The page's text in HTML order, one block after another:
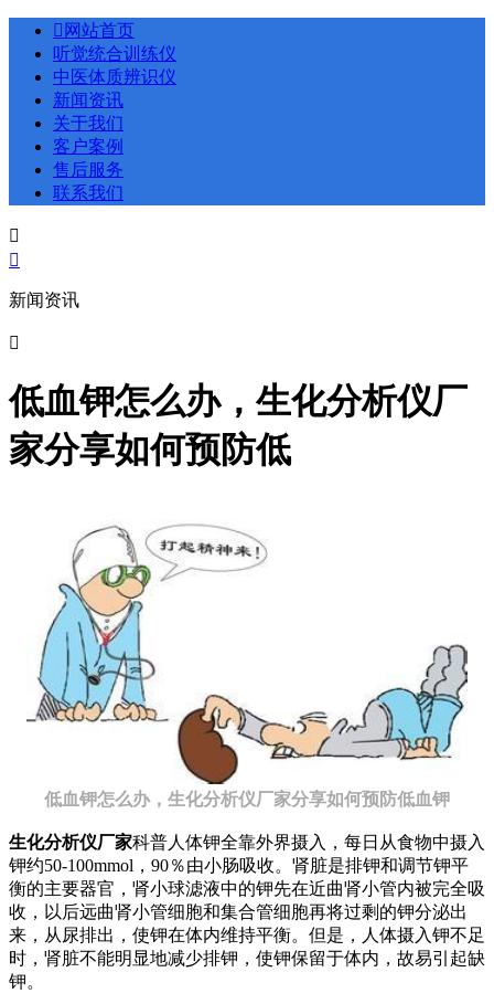
 网站首页
听觉统合训练仪
中医体质辨识仪
新闻资讯
关于我们
客户案例
售后服务
联系我们


新闻资讯

低血钾怎么办，生化分析仪厂
家分享如何预防低
低血钾怎么办，生化分析仪厂家分享如何预防低血钾
生化分析仪厂家科普人体钾全靠外界摄入，每日从食物中摄入
钾约50-100mmol，90％由小肠吸收。肾脏是排钾和调节钾平
衡的主要器官，肾小球滤液中的钾先在近曲肾小管内被完全吸
收，以后远曲肾小管细胞和集合管细胞再将过剩的钾分泌出
来，从尿排出，使钾在体内维持平衡。但是，人体摄入钾不足
时，肾脏不能明显地减少排钾，使钾保留于体内，故易引起缺
钾。